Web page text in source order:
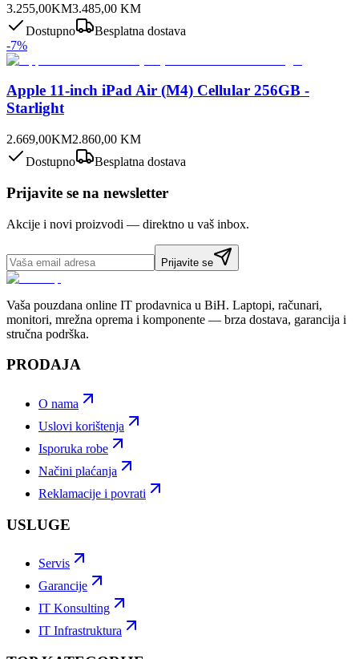
3.255,00KM3.485,00 KM
Dostupno
Besplatna dostava
-7%
Apple 11-inch iPad Air (M4) Cellular 256GB -
Starlight
2.669,00KM2.860,00 KM
Dostupno
Besplatna dostava
Prijavite se na newsletter
Akcije i novi proizvodi — direktno u vaš inbox.
Prijavite se
Vaša pouzdana online IT prodavnica u BiH. Laptopi, računari,
monitori, mrežna oprema i komponente — brza dostava, garancija i
stručna podrška.
PRODAJA
O nama
Uslovi korištenja
Isporuka robe
Načini plaćanja
Reklamacije i povrati
USLUGE
Servis
Garancije
IT Konsulting
IT Infrastruktura